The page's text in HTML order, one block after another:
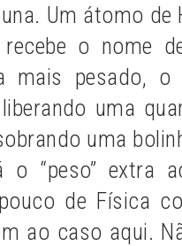
Um átomo
o nome
mais pesado,
uma
uma
o “peso” extra
de Física
ao caso aqui.